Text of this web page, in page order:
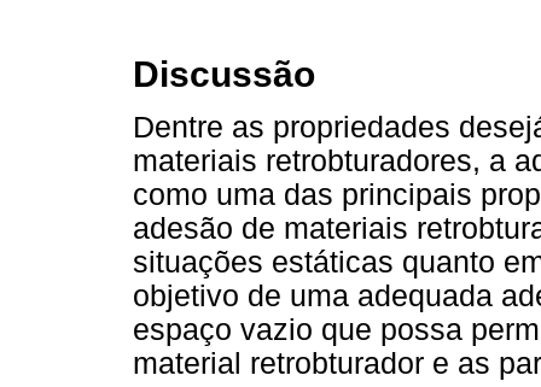
Discussão
Dentre as propriedades
materiais retrobturadores, a
como uma das principais
adesão de materiais
situações estáticas quanto
objetivo de uma adequada
espaço vazio que possa
material retrobturador e as